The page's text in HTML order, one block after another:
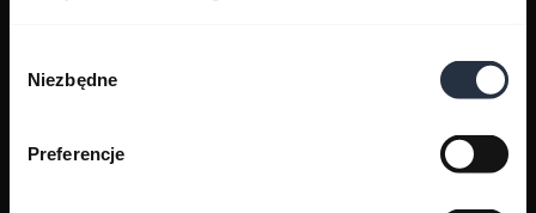
zgody
Niezbędne
Preferencje